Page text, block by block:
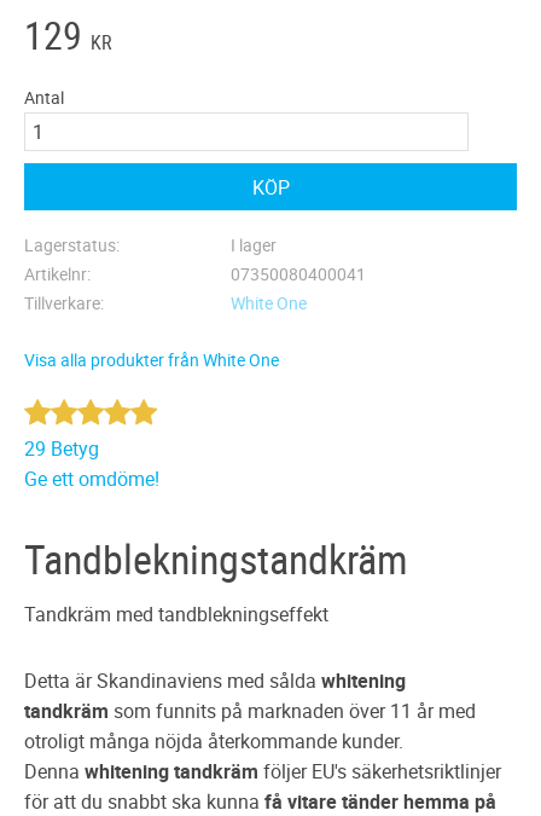
129 KR
Antal
KÖP
Lagerstatus
I lager
Artikelnr
07350080400041
Tillverkare
White One
Visa alla produkter från White One
29 Betyg
Ge ett omdöme!
Tandblekningstandkräm
Tandkräm med tandblekningseffekt
Detta är Skandinaviens med sålda whitening
tandkräm som funnits på marknaden över 11 år med
otroligt många nöjda återkommande kunder.
Denna whitening tandkräm följer EU's säkerhetsriktlinjer
för att du snabbt ska kunna få vitare tänder hemma på